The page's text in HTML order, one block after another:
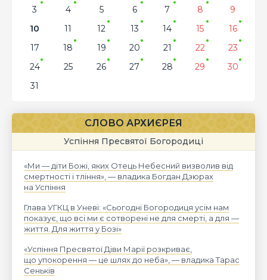
3
4 5 6 7 8
9
10
11 12 13 14 15
16
17
18 19 20 21 22
23
24
25 26 27 28 29
30
31
СЛОВО АРХИЄРЕЯ
Успіння Пресвятої Богородиці
«Ми — діти Божі, яких Отець Небесний визволив від
смертності і тління», — владика Богдан Дзюрах
на Успіння
Глава УГКЦ в Уневі: «Сьогодні Богородиця усім нам
показує, що всі ми є сотворені не для смерті, а для —
життя. Для життя у Бозі»
«Успіння Пресвятої Діви Марії розкриває,
що упокорення — це шлях до неба», — владика Тарас
Сеньків